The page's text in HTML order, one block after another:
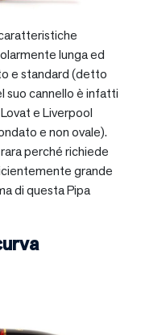
lunga ed
e standard (detto
suo cannello è infatti
e Liverpool
e non ovale).
perché richiede
grande
di questa Pipa